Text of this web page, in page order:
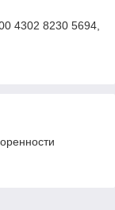
4302 8230 5694,